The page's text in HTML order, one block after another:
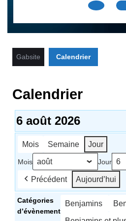
Gabsite Calendrier
Calendrier
6 août 2026
Mois Semaine Jour
Mois Jour
Précédent Aujourd’hui
Catégories
d’évènement
Benjamins